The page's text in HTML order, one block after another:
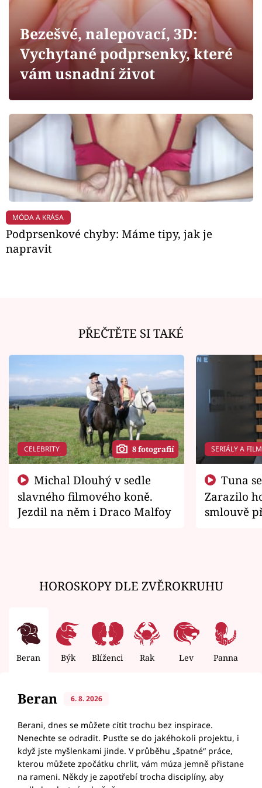
Sledujte prima+
Filmový festival Karlovy Vary
Mámy sobě
Přihlášení
Sledujte nás
Bezešvé, nalepovací, 3D:
Vychytané podprsenky, které
vám usnadní život
MÓDA A KRÁSA
Podprsenkové chyby: Máme tipy, jak je
napravit
PŘEČTĚTE SI TAKÉ
CELEBRITY 8 fotografií
slavného filmového koně.
Jezdil na něm i Draco Malfoy
SERIÁLY A
Zarazilo
smlouvě
HOROSKOPY DLE ZVĚROKRUHU
Beran Býk Blíženci Rak Lev Panna
Beran 6. 8. 2026
Berani, dnes se můžete cítit trochu bez inspirace.
Nenechte se odradit. Pusťte se do jakéhokoli projektu, i
když jste myšlenkami jinde. V průběhu „špatné“ práce,
kterou můžete zpočátku chrlit, vám múza jemně přistane
na rameni. Někdy je zapotřebí trocha disciplíny, aby